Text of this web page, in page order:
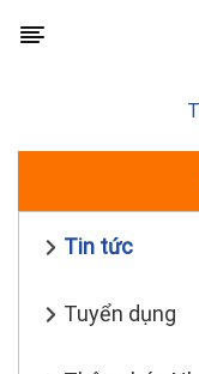
Tin tức
Tuyển dụng